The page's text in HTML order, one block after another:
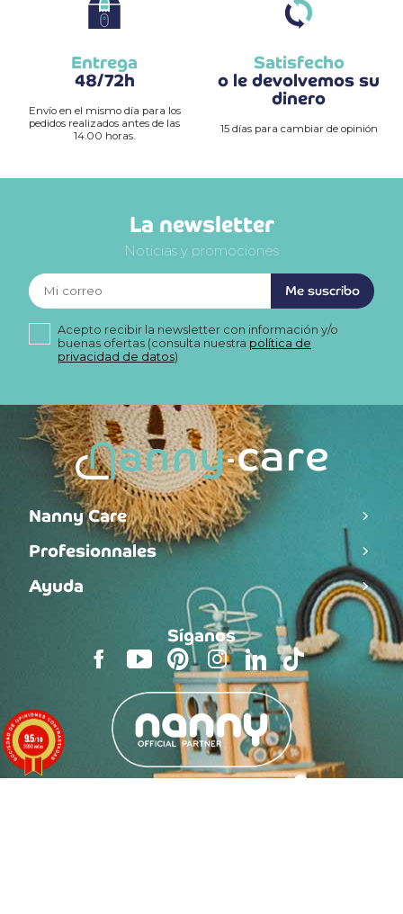
Entrega
48/72h
Envío en el mismo día para los
pedidos realizados antes de las
14.00 horas.
Satisfecho
o le devolvemos su
dinero
15 días para cambiar de opinión
La newsletter
Noticias y promociones
Me suscribo
Acepto recibir la newsletter con información y/o
buenas ofertas (consulta nuestra política de
privacidad de datos)
Nanny Care
Profesionnales
Ayuda
Síganos
9.5/10
3590 notas